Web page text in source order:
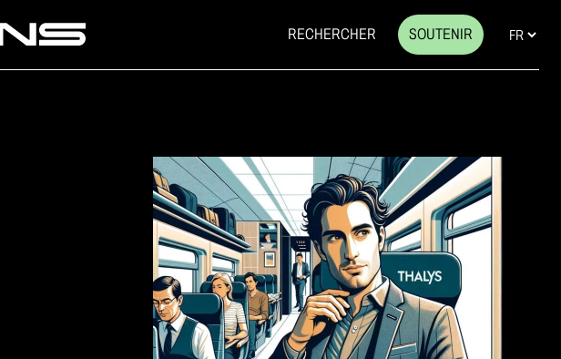
RECHERCHER SOUTENIR